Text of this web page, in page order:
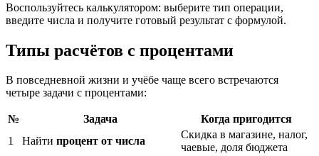
Воспользуйтесь калькулятором: выберите тип операции,
введите числа и получите готовый результат с формулой.
Типы расчётов с процентами
В повседневной жизни и учёбе чаще всего встречаются
четыре задачи с процентами:
№ Задача
Когда пригодится
1
Найти процент от числа
Скидка в магазине, налог,
чаевые, доля бюджета